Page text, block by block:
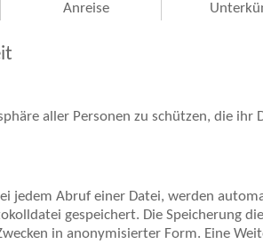
Anreise
aller Personen zu schützen, die ihr
jedem Abruf einer Datei, werden
gespeichert. Die Speicherung
in anonymisierter Form. Eine